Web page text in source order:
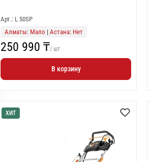
Арт.: L 50SP
Алматы: Мало | Астана: Нет
250 990 ₸/ шт
В корзину
ХИТ